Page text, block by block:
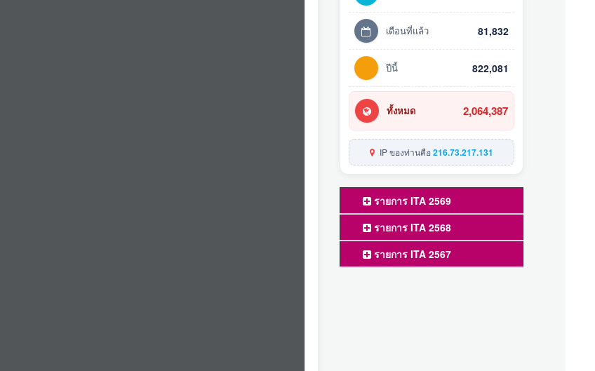
เดือนที่แล้ว 81,832
ปีนี้ 822,081
ทั้งหมด 2,064,387
IP ของท่านคือ216.73.217.131
รายการ ITA 2569
รายการ ITA 2568
รายการ ITA 2567